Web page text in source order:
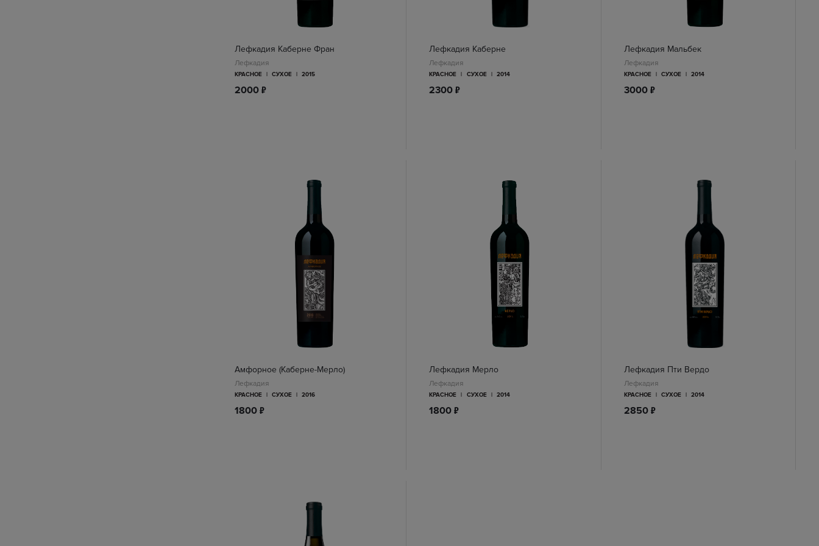
Лефкадия Каберне Фран
Лефкадия
КРАСНОЕ | СУХОЕ | 2015
2000 п
Лефкадия Каберне
Лефкадия
КРАСНОЕ | СУХОЕ | 2014
2300п
Лефкадия Мальбек
Лефкадия
КРАСНОЕ | СУХОЕ | 2014
3000п
Амфорное (Каберне-Мерло)
Лефкадия
КРАСНОЕ | СУХОЕ | 2016
1800 п
Лефкадия Мерло
Лефкадия
КРАСНОЕ | СУХОЕ | 2014
1800п
Лефкадия Пти Вердо
Лефкадия
КРАСНОЕ | СУХОЕ | 2014
2850п